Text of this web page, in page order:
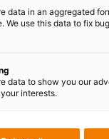
data in an aggregated
We use this data to fix
data to show you our
interests.